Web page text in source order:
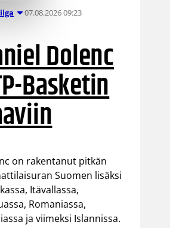
07.08.2026 09:23
Dolenc
Basketin
on rakentanut pitkän
Suomen lisäksi
Itävallassa,
Romaniassa,
ja viimeksi Islannissa.